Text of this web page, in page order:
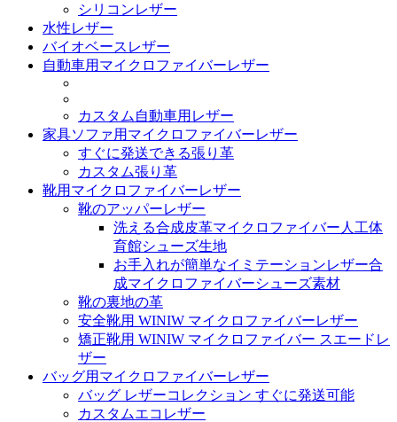
シリコンレザー
水性レザー
バイオベースレザー
自動車用マイクロファイバーレザー
カスタム自動車用レザー
家具ソファ用マイクロファイバーレザー
すぐに発送できる張り革
カスタム張り革
靴用マイクロファイバーレザー
靴のアッパーレザー
洗える合成皮革マイクロファイバー人工体
育館シューズ生地
お手入れが簡単なイミテーションレザー合
成マイクロファイバーシューズ素材
靴の裏地の革
安全靴用 WINIW マイクロファイバーレザー
矯正靴用 WINIW マイクロファイバー スエードレ
ザー
バッグ用マイクロファイバーレザー
バッグ レザーコレクション すぐに発送可能
カスタムエコレザー